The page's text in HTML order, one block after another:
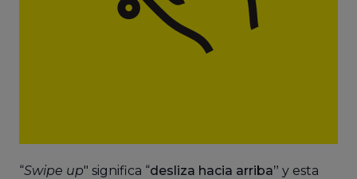
“Swipe up" significa “desliza hacia arriba” y esta